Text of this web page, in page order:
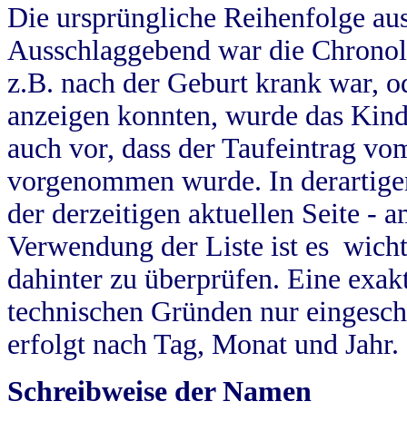
Die ursprüngliche Reihenfolge
Ausschlaggebend war die
z.B. nach der Geburt krank war,
anzeigen konnten, wurde das
auch vor, dass der Taufeintrag
vorgenommen wurde. In
der derzeitigen aktuellen Seite -
Verwendung der Liste ist es
dahinter zu überprüfen. Eine
technischen Gründen nur
erfolgt nach Tag, Monat und Jahr.
Schreibweise der Namen